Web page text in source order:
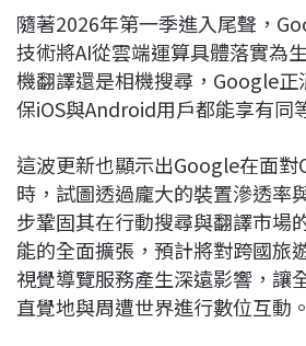
隨著2026年第一季進入尾聲，
技術將AI從雲端運算具體落實為
機翻譯還是相機搜尋，Google正
保iOS與Android用戶都能享有同
這波更新也顯示出Google在面對
時，試圖透過龐大的裝置滲透率
步鞏固其在行動搜尋與翻譯市場
能的全面擴張，預計將對跨國旅
視覺導覽服務產生深遠影響，讓
直覺地與周遭世界進行數位互動。